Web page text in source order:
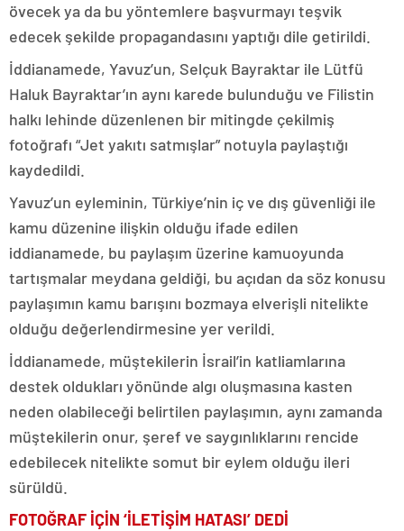
övecek ya da bu yöntemlere başvurmayı teşvik
edecek şekilde propagandasını yaptığı dile getirildi.
İddianamede, Yavuz’un, Selçuk Bayraktar ile Lütfü
Haluk Bayraktar’ın aynı karede bulunduğu ve Filistin
halkı lehinde düzenlenen bir mitingde çekilmiş
fotoğrafı “Jet yakıtı satmışlar” notuyla paylaştığı
kaydedildi.
Yavuz’un eyleminin, Türkiye’nin iç ve dış güvenliği ile
kamu düzenine ilişkin olduğu ifade edilen
iddianamede, bu paylaşım üzerine kamuoyunda
tartışmalar meydana geldiği, bu açıdan da söz konusu
paylaşımın kamu barışını bozmaya elverişli nitelikte
olduğu değerlendirmesine yer verildi.
İddianamede, müştekilerin İsrail’in katliamlarına
destek oldukları yönünde algı oluşmasına kasten
neden olabileceği belirtilen paylaşımın, aynı zamanda
müştekilerin onur, şeref ve saygınlıklarını rencide
edebilecek nitelikte somut bir eylem olduğu ileri
sürüldü.
FOTOĞRAF İÇİN ‘İLETİŞİM HATASI’ DEDİ